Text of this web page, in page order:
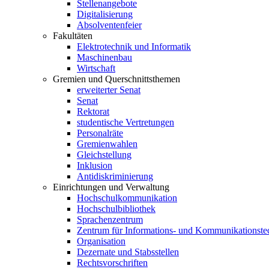
Stellenangebote
Digitalisierung
Absolventenfeier
Fakultäten
Elektrotechnik und Informatik
Maschinenbau
Wirtschaft
Gremien und Querschnittsthemen
erweiterter Senat
Senat
Rektorat
studentische Vertretungen
Personalräte
Gremienwahlen
Gleichstellung
Inklusion
Antidiskriminierung
Einrichtungen und Verwaltung
Hochschulkommunikation
Hochschulbibliothek
Sprachenzentrum
Zentrum für Informations- und
Organisation
Dezernate und Stabsstellen
Rechtsvorschriften